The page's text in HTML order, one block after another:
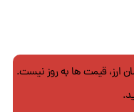
ارز، قیمت ها به روز نیست.